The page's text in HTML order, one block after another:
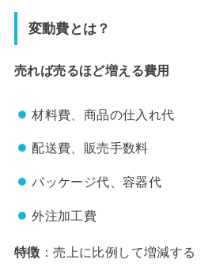
変動費とは？
売れば売るほど増える費用
材料費、商品の仕入れ代
配送費、販売手数料
パッケージ代、容器代
外注加工費
特徴 ：売上に比例して増減する